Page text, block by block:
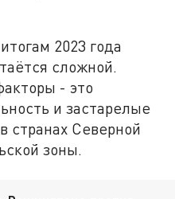
2023 года
сложной.
- это
и застарелые
странах Северной
зоны.